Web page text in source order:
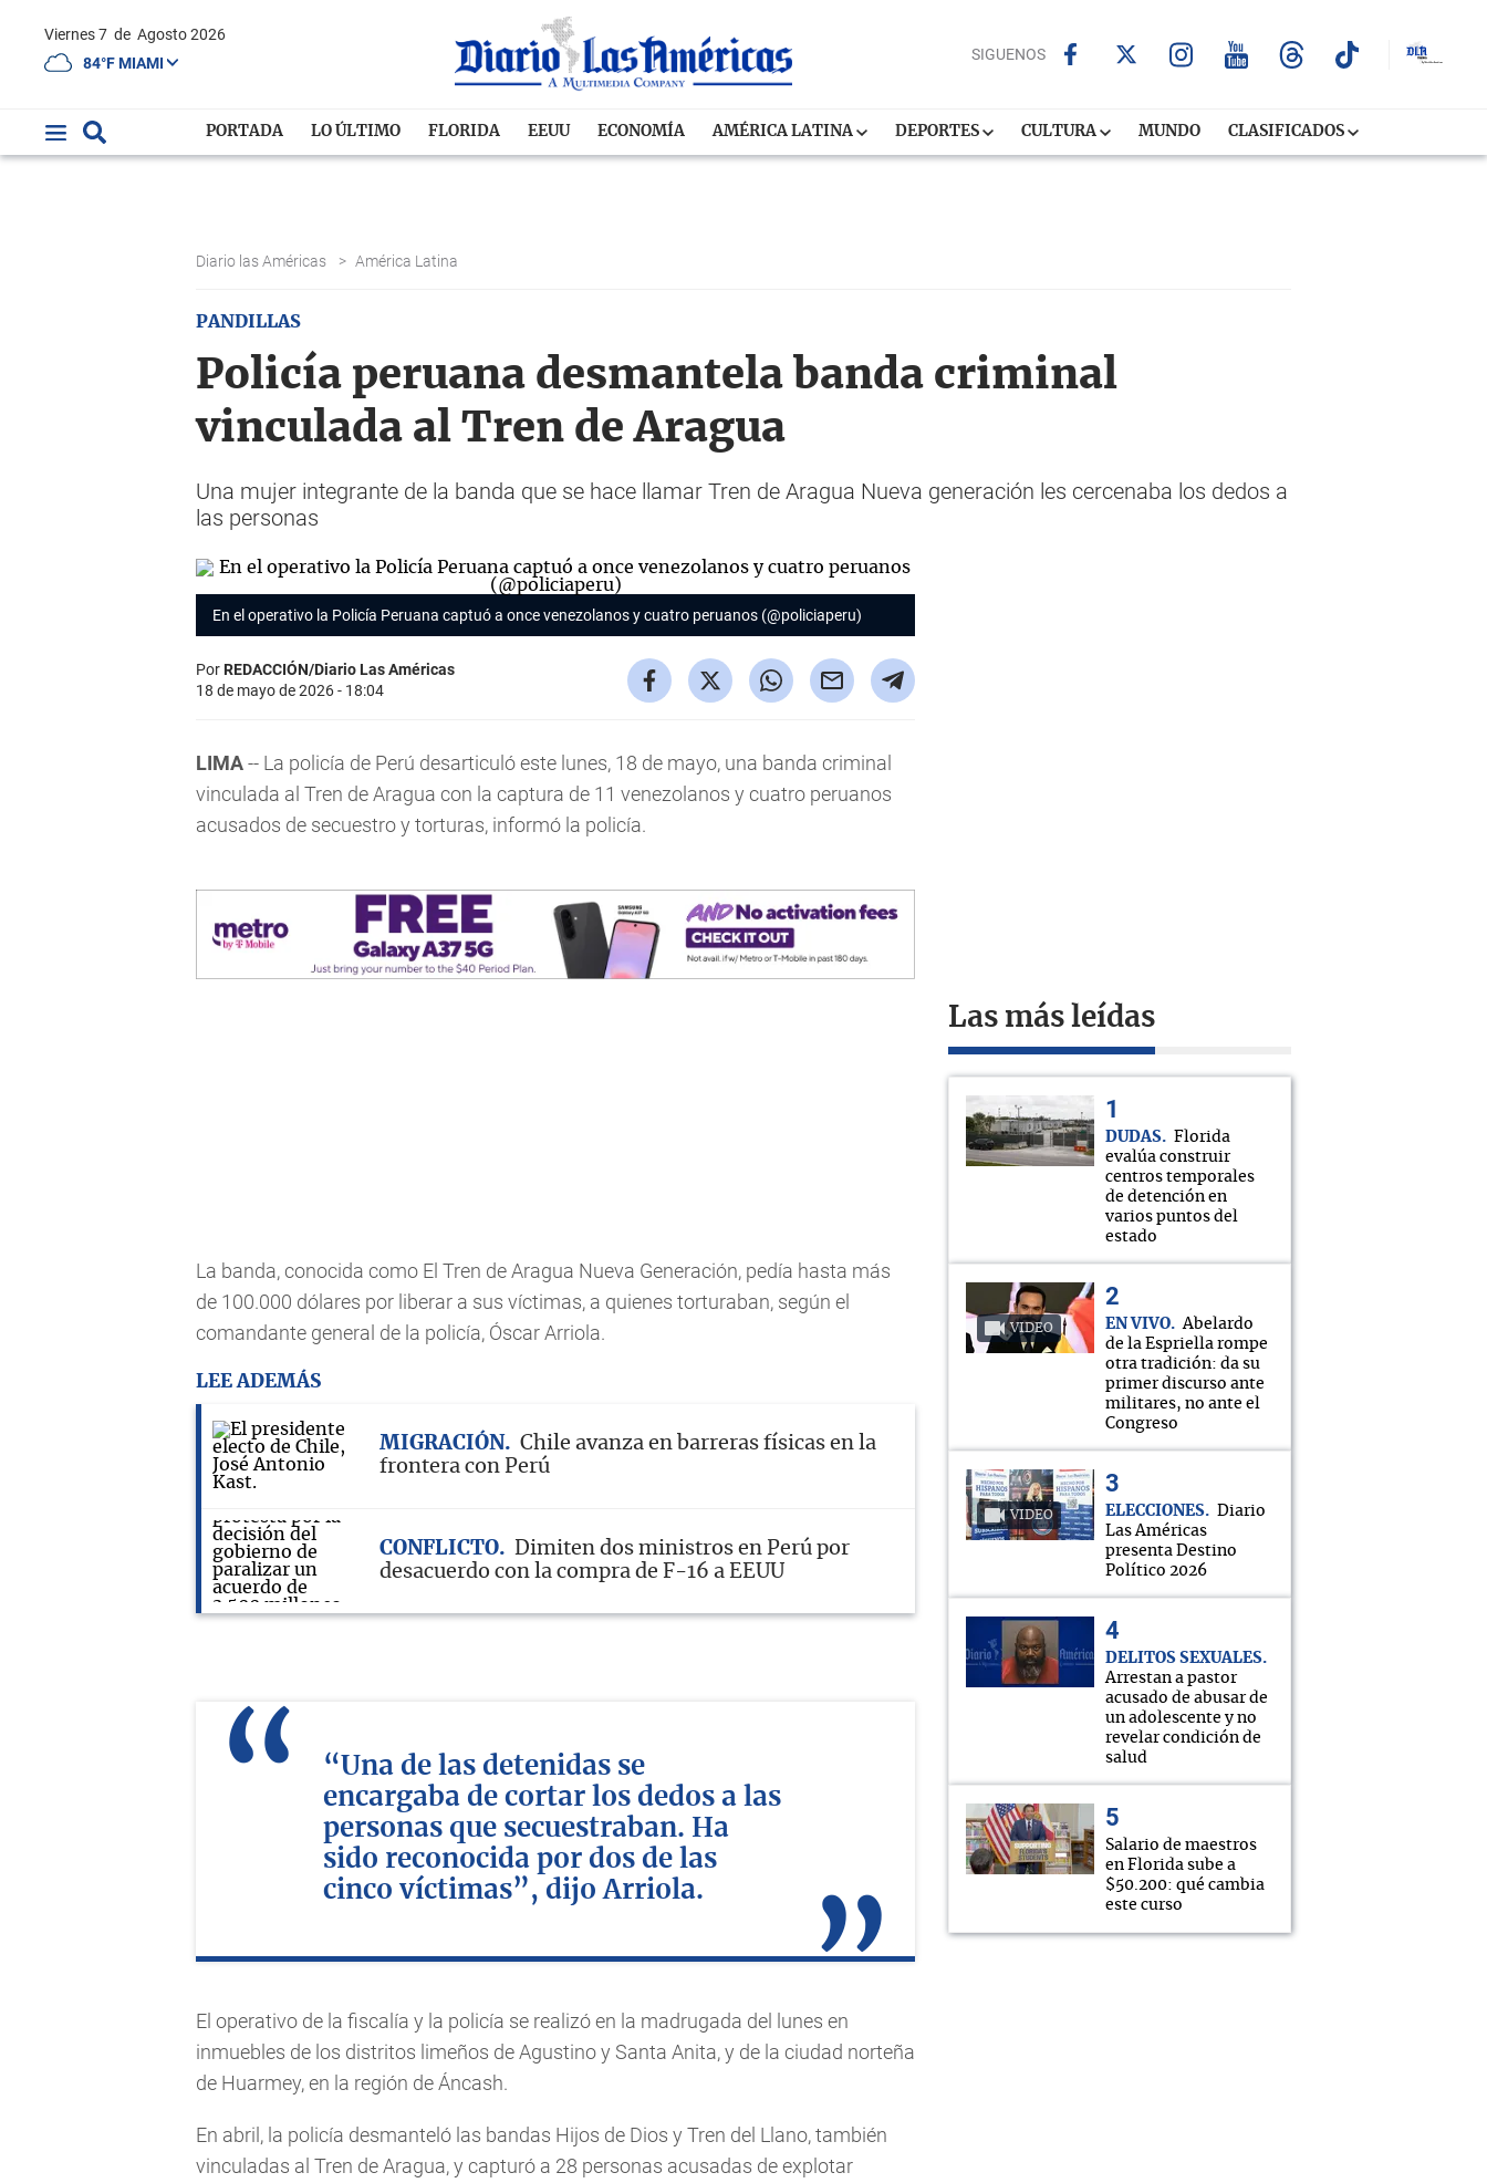
Viernes 7 de Agosto 2026
84°F MIAMI
SIGUENOS
PORTADA LO ÚLTIMO FLORIDA EEUU ECONOMÍA AMÉRICA LATINA DEPORTES CULTURA MUNDO CLASIFICADOS
Diario las Américas > América Latina
PANDILLAS
Policía peruana desmantela banda criminal
vinculada al Tren de Aragua
Una mujer integrante de la banda que se hace llamar Tren de Aragua Nueva generación les cercenaba los dedos a
las personas
En el operativo la Policía Peruana captuó a once venezolanos y cuatro peruanos (@policiaperu)
PorREDACCIÓN/Diario Las Américas
18 de mayo de 2026 - 18:04
LIMA-- La policía de Perú desarticuló este lunes, 18 de mayo, una banda criminal
vinculada al Tren de Aragua con la captura de 11 venezolanos y cuatro peruanos
acusados de secuestro y torturas, informó la policía.
La banda, conocida como El Tren de Aragua Nueva Generación, pedía hasta más
de 100.000 dólares por liberar a sus víctimas, a quienes torturaban, según el
comandante general de la policía, Óscar Arriola.
LEE ADEMÁS
MIGRACIÓN
Chile avanza en barreras físicas en la
frontera con Perú
CONFLICTO
Dimiten dos ministros en Perú por
desacuerdo con la compra de F-16 a EEUU
“Una de las detenidas se
encargaba de cortar los dedos a las
personas que secuestraban. Ha
sido reconocida por dos de las
cinco víctimas”, dijo Arriola.
El operativo de la fiscalía y la policía se realizó en la madrugada del lunes en
inmuebles de los distritos limeños de Agustino y Santa Anita, y de la ciudad norteña
de Huarmey, en la región de Áncash.
En abril, la policía desmanteló las bandas Hijos de Dios y Tren del Llano, también
vinculadas al Tren de Aragua, y capturó a 28 personas acusadas de explotar
Las más leídas
DUDAS
Florida
evalúa construir
centros temporales
de detención en
varios puntos del
estado
VIDEO EN VIVO
Abelardo
de la Espriella rompe
otra tradición: da su
primer discurso ante
militares, no ante el
Congreso
VIDEO ELECCIONES
Diario
Las Américas
presenta Destino
Político 2026
DELITOS SEXUALES
Arrestan a pastor
acusado de abusar de
un adolescente y no
revelar condición de
salud
Salario de maestros
en Florida sube a
$50.200: qué cambia
este curso